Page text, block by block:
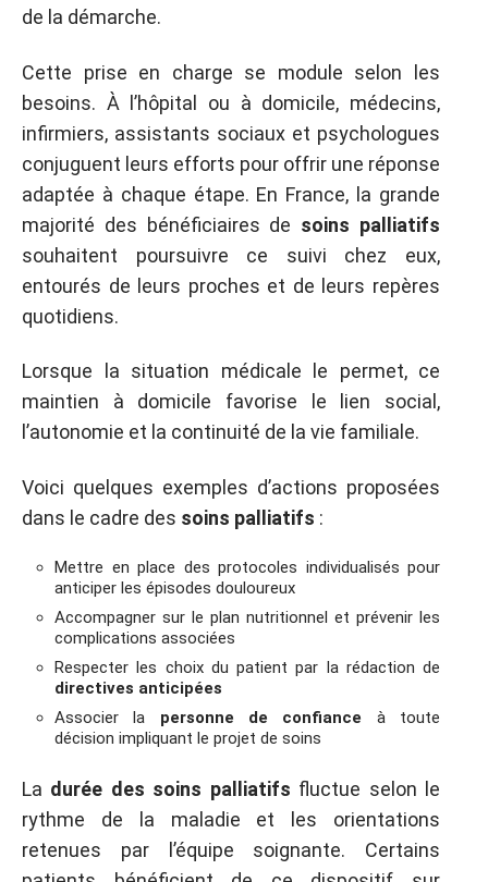
de la démarche.
Cette prise en charge se module selon les
besoins. À l’hôpital ou à domicile, médecins,
infirmiers, assistants sociaux et psychologues
conjuguent leurs efforts pour offrir une réponse
adaptée à chaque étape. En France, la grande
majorité des bénéficiaires de soins palliatifs
souhaitent poursuivre ce suivi chez eux,
entourés de leurs proches et de leurs repères
quotidiens.
Lorsque la situation médicale le permet, ce
maintien à domicile favorise le lien social,
l’autonomie et la continuité de la vie familiale.
Voici quelques exemples d’actions proposées
dans le cadre des soins palliatifs :
Mettre en place des protocoles individualisés pour
anticiper les épisodes douloureux
Accompagner sur le plan nutritionnel et prévenir les
complications associées
Respecter les choix du patient par la rédaction de
directives anticipées
Associer la personne de confiance à toute
décision impliquant le projet de soins
La durée des soins palliatifs fluctue selon le
rythme de la maladie et les orientations
retenues par l’équipe soignante. Certains